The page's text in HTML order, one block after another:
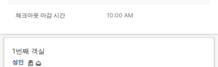
체크아웃 마감 시간 10:00 AM
1번째 객실
성인